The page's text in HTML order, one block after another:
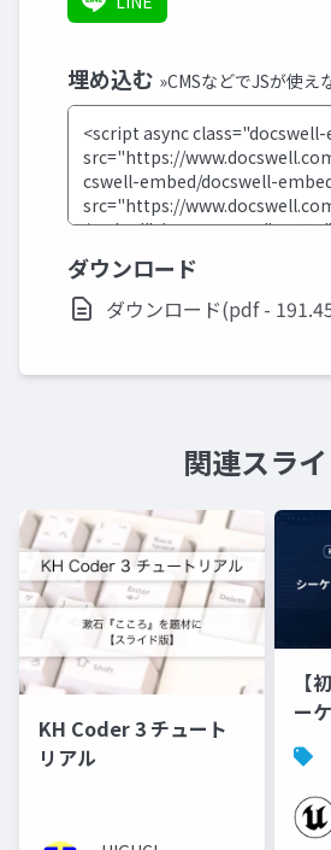
埋め込む »CMSなどでJSが使え
ダウンロード
ダウンロード(pdf -
関連スラ
KH Coder 3 チュート
リアル
【
ー
方